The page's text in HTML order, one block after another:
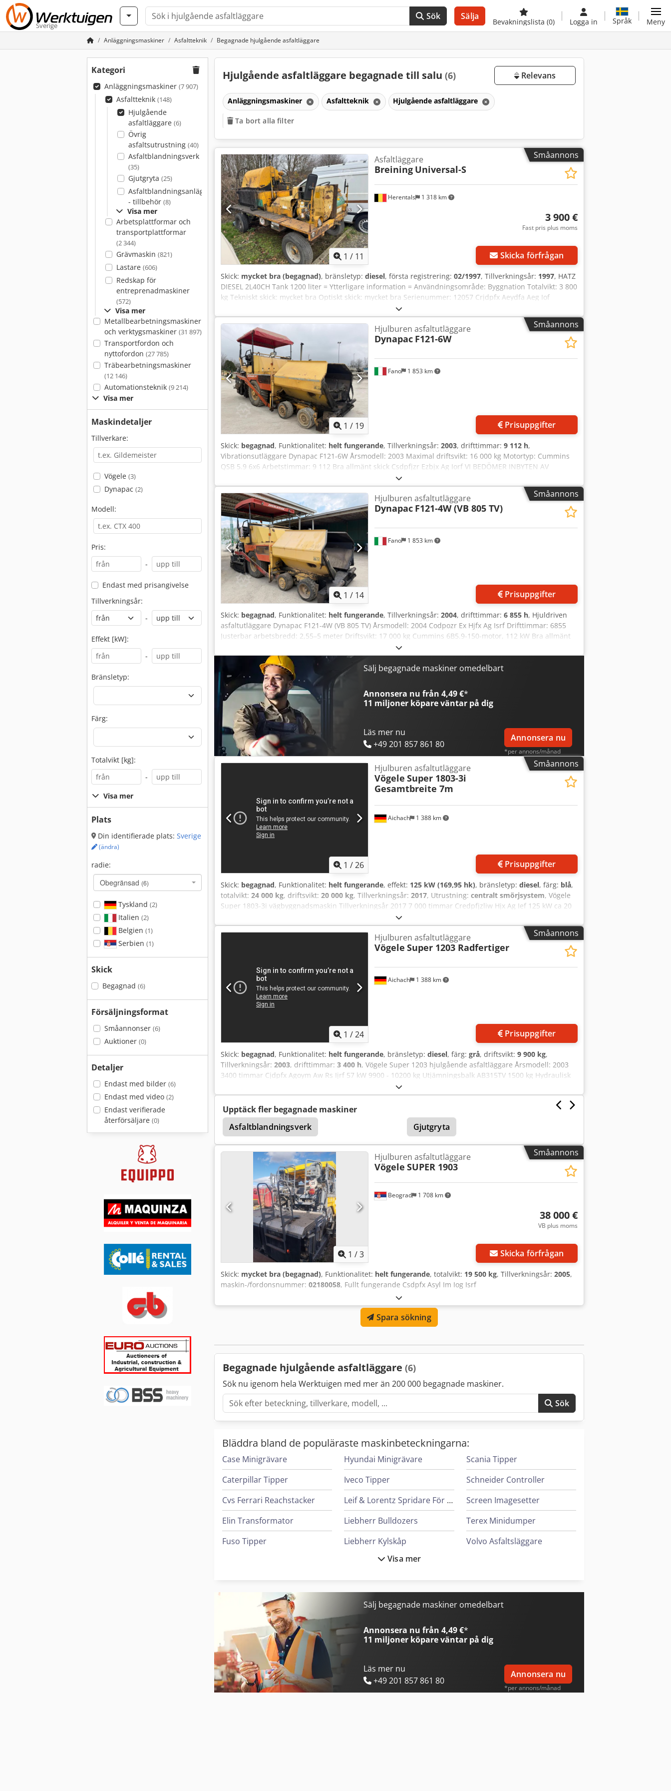
Sverige
Sök Sälja
Bevakningslista (0) Logga in Språk Meny
Anläggningsmaskiner Asfaltteknik Begagnade hjulgående asfaltläggare
Kategori
Anläggningsmaskiner (7 907)
Asfaltteknik (148)
Hjulgående
asfaltläggare (6)
Övrig
asfaltsutrustning (40)
Asfaltblandningsverk
(35)
Gjutgryta (25)
Asfaltblandningsanläggningar
- tillbehör (8)
Visa mer
Arbetsplattformar och
transportplattformar
(2 344)
Grävmaskin (821)
Lastare (606)
Redskap för
entreprenadmaskiner
(572)
Visa mer
Metallbearbetningsmaskiner
och verktygsmaskiner (31 897)
Transportfordon och
nyttofordon (27 785)
Träbearbetningsmaskiner
(12 146)
Automationsteknik (9 214)
Visa mer
Maskindetaljer
Tillverkare:
Vögele (3)
Dynapac (2)
Modell:
Pris:
-
Endast med prisangivelse
Tillverkningsår:
-
Effekt [kW]:
-
Bränsletyp:
Färg:
Totalvikt [kg]:
-
Visa mer
Plats
Din identifierade plats: Sverige
(ändra)
radie:
Obegränsad (6)
Tyskland (2)
Italien (2)
Belgien (1)
Serbien (1)
Skick
Begagnad (6)
Försäljningsformat
Småannonser (6)
Auktioner (0)
Detaljer
Endast med bilder (6)
Endast med video (2)
Endast verifierade
återförsäljare (0)
Hjulgående asfaltläggare begagnade till salu (6) Relevans
Anläggningsmaskiner Asfaltteknik Hjulgående asfaltläggare
Ta bort alla filter
Småannons
1 / 11
Herentals 1 318 km
Asfaltläggare
Breining Universal-S
3 900 €
Fast pris plus moms
Skicka förfrågan
Skick: mycket bra (begagnad), bränsletyp: diesel, första registrering: 02/1997, Tillverkningsår: 1997, HATZ
DIESEL 2L40CH Tank 1200 liter = Ytterligare information = Användningsområde: Byggnation Totalvikt: 3 800
kg Tekniskt skick: mycket bra Optiskt skick: mycket bra Serienummer: 12057 Crjdpfx Aeydfa Aeg Iof
Småannons
1 / 19
Fano 1 853 km
Hjulburen asfaltutläggare
Dynapac F121-6W
Prisuppgifter
Skick: begagnad, Funktionalitet: helt fungerande, Tillverkningsår: 2003, drifttimmar: 9 112 h,
Vibrationsutläggare Dynapac F121-6W Årsmodell: 2003 Maximal driftsvikt: 16 000 kg Motortyp: Cummins
QSB 5.9 6x6 Arbetstimmar: 9 112 Bra allmänt skick Csdpfjzr Ezbjx Ag Iorf VI BEDÖMER INBYTEN AV
FORDON AV ALLA MÄRKEN, MAN, MERCEDES, DAF, RENAULT, VOLVO, SCANIA, MED UTRUSTNING FRÅN
CIFA, SERMAC, PUTZMEISTER; ELLER ANLÄGGNINGSMASKINER FRÅN CATERPILLAR, FIAT HITACHI,
KOMATSU
Småannons
1 / 14
Fano 1 853 km
Hjulburen asfaltutläggare
Dynapac F121-4W (VB 805 TV)
Prisuppgifter
Skick: begagnad, Funktionalitet: helt fungerande, Tillverkningsår: 2004, drifttimmar: 6 855 h, Hjuldriven
asfaltutläggare Dynapac F121-4W (VB 805 TV) Årsmodell: 2004 Codpozr Ex Hjfx Ag Isrf Drifttimmar: 6855
Justerbar arbetsbredd: 2,55–5 meter Driftsvikt: 17 000 kg Cummins 6B5.9-150-motor, 112 kW Bra allmänt
skick VI BEDÖMER INBYTE AV FORDON AV ALLA FABRIKAT, MAN, MERCEDES, DAF, RENAULT, VOLVO,
SCANIA, MED UTRUSTNING FRÅN CIFA, SERMAC, PUTZMEISTER; ELLER ENTREPRENADMASKINER FRÅN
CATERPILLAR, FIAT HITACHI, KOMATSU
Sälj begagnade maskiner omedelbart
Annonsera nu från 4,49 €*
11 miljoner köpareväntar på dig
Läs mer nu
+49 201 857 861 80
Annonsera nu
*per annons/månad
Småannons
1 /26
Aichach 1 388 km
Hjulburen asfaltutläggare
Vögele Super 1803-3i
Gesamtbreite 7m
Prisuppgifter
Skick: begagnad, Funktionalitet: helt fungerande, effekt: 125 kW (169,95 hk), bränsletyp: diesel, färg: blå,
totalvikt: 24 000 kg, driftsvikt: 20 000 kg, Tillverkningsår: 2017, Utrustning: centralt smörjsystem, Vögele
Super 1803-3i vägbyggnadsmaskin Tillverkningsår 2017 7 000 timmar Credpfjzliw Hjx Ag Ief 125 kW ca 20
000 kg Centraliserat smörjsystem Nivelleringsfunktion Vibrationsplatta AB500-3 TV, ca 4 000 kg Hydrauliskt
justerbar arbetsbredd: 500 cm Förbreddningar: 2 x 75 cm och 2 x 25 cm, total arbetsbredd 700 cm 20
Småannons
1 /24
Aichach 1 388 km
Hjulburen asfaltutläggare
Vögele Super 1203 Radfertiger
Prisuppgifter
Skick: begagnad, Funktionalitet: helt fungerande, bränsletyp: diesel, färg: grå, driftsvikt: 9 900 kg,
Tillverkningsår: 2003, drifttimmar: 3 400 h, Vögele Super 1203 hjulgående asfaltläggare Årsmodell: 2003
3400 timmar Cjdpfx Agoym Aw Rs Ijrf 57 kW 9900 - 10200 kg Utjämningsbalk AB315TV 1500 kg Hydraulisk
utläggningsbredd upp till 315 cm Förlängningar 2 x 40 cm till 395 cm Nivellering
Upptäck fler begagnade maskiner
Asfaltblandningsverk
Gjutgryta
Småannons
1 /3
Beograd 1 708 km
Hjulburen asfaltutläggare
Vögele SUPER 1903
38 000 €
VB plus moms
Skicka förfrågan
Skick: mycket bra (begagnad), Funktionalitet: helt fungerande, totalvikt: 19 500 kg, Tillverkningsår: 2005,
maskin-/fordonsnummer: 02180058, Fullt fungerande Csdpfx Asyl Im Iog Isrf
Spara sökning
Begagnade hjulgående asfaltläggare (6)
Sök nu igenom hela Werktuigen med mer än 200 000 begagnade maskiner.
Sök
Bläddra bland de populäraste maskinbeteckningarna:
Case Minigrävare
Caterpillar Tipper
Cvs Ferrari Reachstacker
Elin Transformator
Fuso Tipper
Hyundai Minigrävare
Iveco Tipper
Leif & Lorentz Spridare För Lim
Liebherr Bulldozers
Liebherr Kylskåp
Linde Reachstacker
Mann Hummel Filter
Scania Tipper
Schneider Controller
Screen Imagesetter
Terex Minidumper
Volvo Asfaltsläggare
Visa mer
Sälj begagnade maskiner omedelbart
Annonsera nu från 4,49 €*
11 miljoner köpareväntar på dig
Läs mer nu
+49 201 857 861 80
Annonsera nu
*per annons/månad